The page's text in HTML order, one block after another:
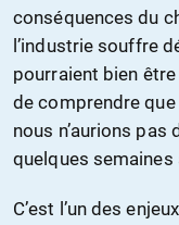
conséquences du
l’industrie souffre
pourraient bien
de comprendre que
nous n’aurions pas
quelques semaines
C’est l’un des